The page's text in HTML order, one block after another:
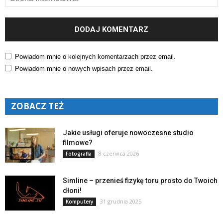
Powiadom mnie o kolejnych komentarzach przez email.
Powiadom mnie o nowych wpisach przez email.
ZOBACZ TEŻ
Jakie usługi oferuje nowoczesne studio
filmowe?
Fotografia 8 czerwca 2026
Simline – przenieś fizykę toru prosto do Twoich
dłoni!
Komputery 31 grudnia 2025